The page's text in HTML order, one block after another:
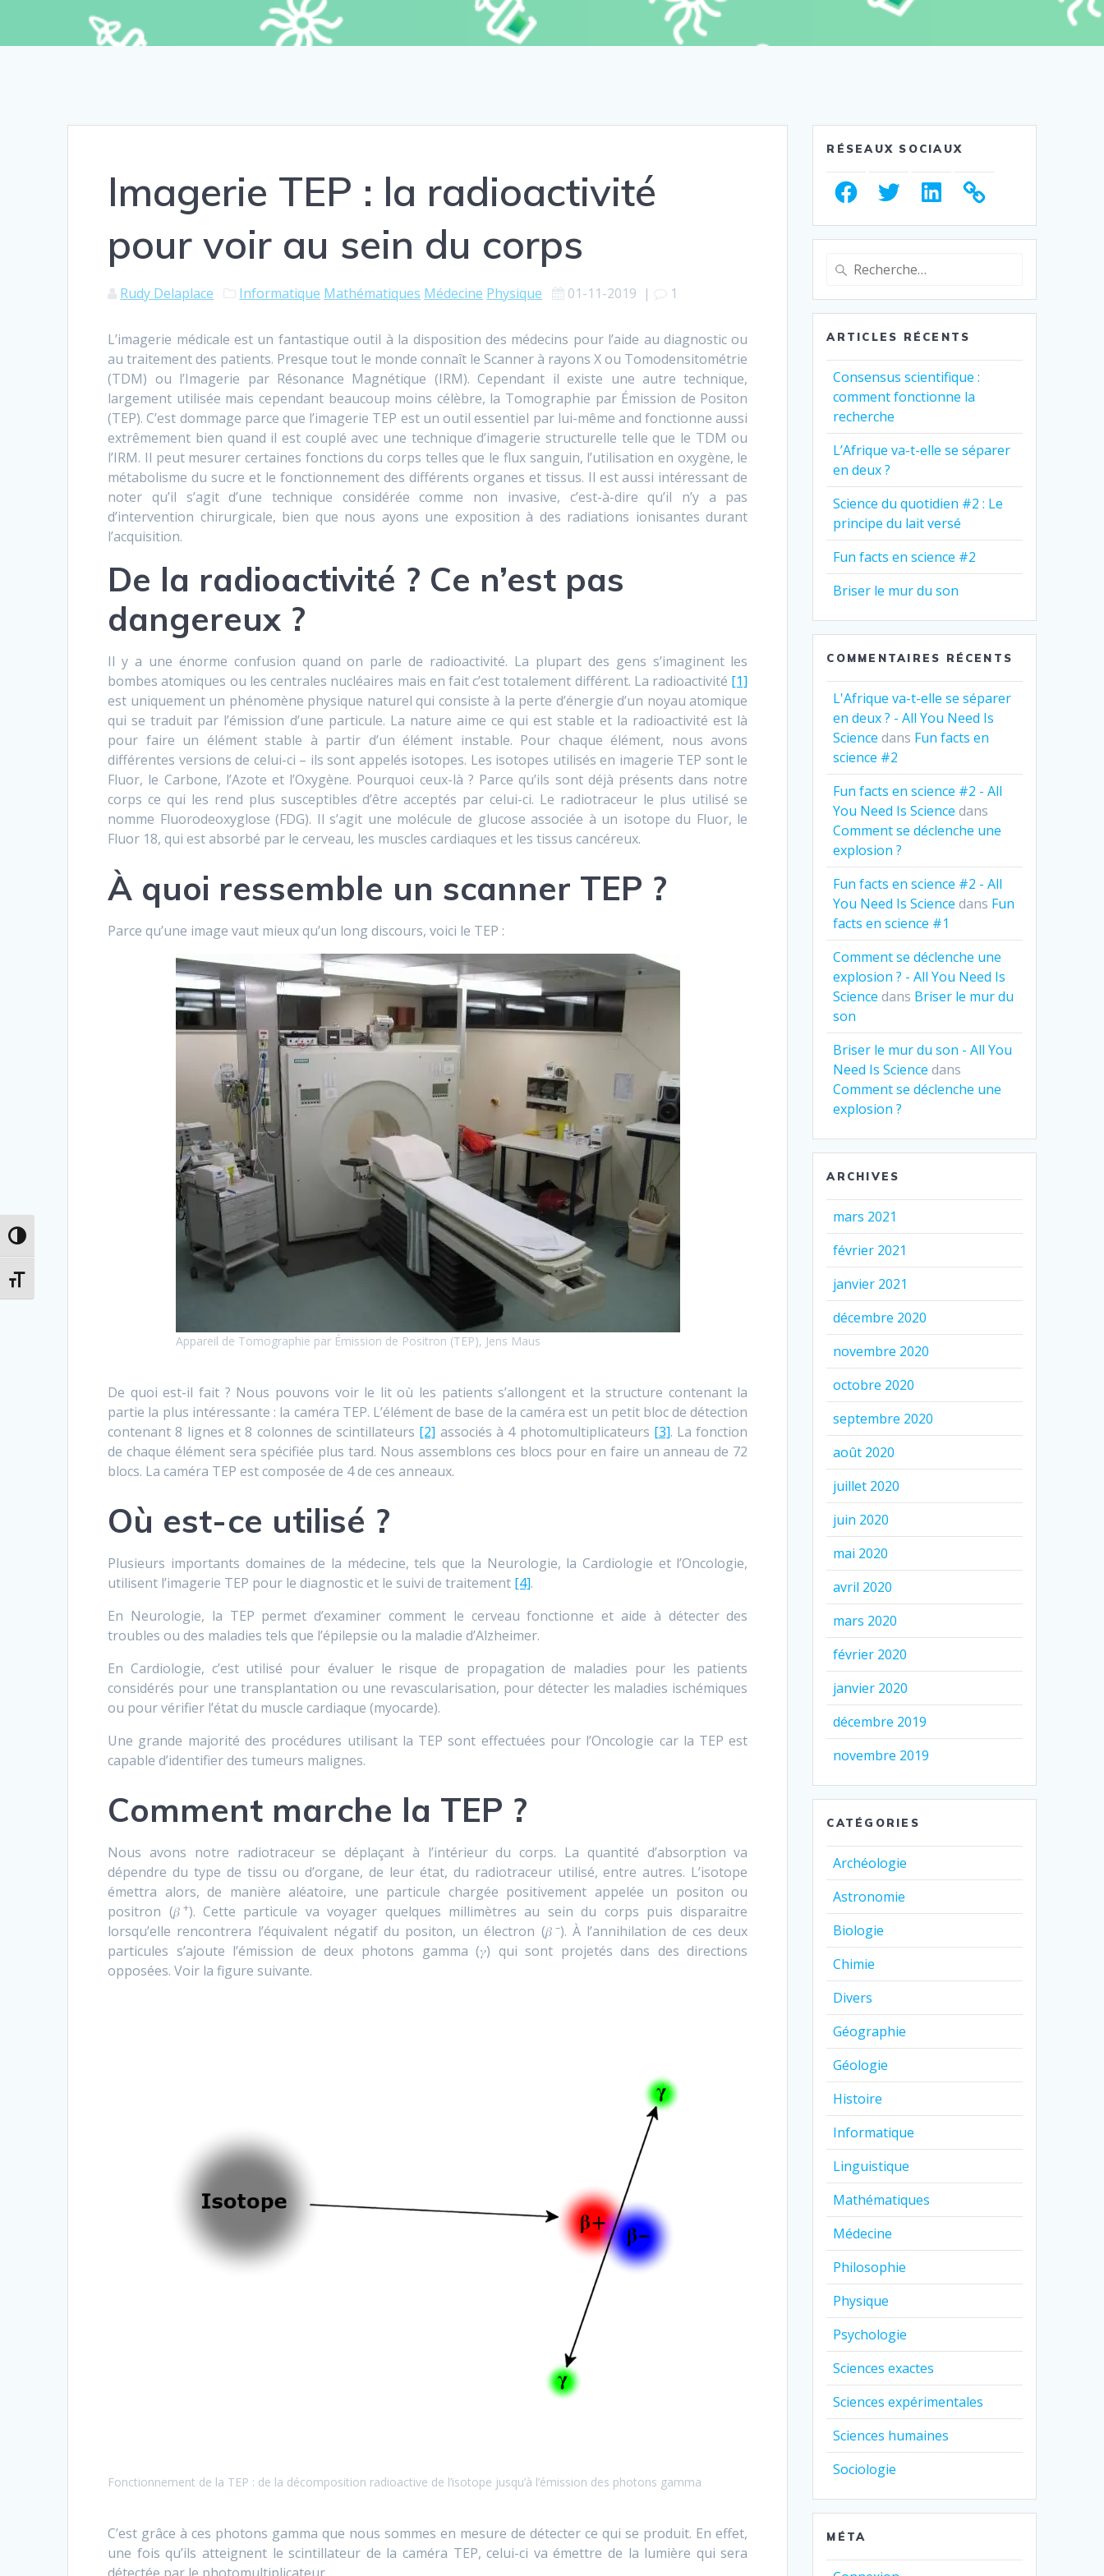
Passer en contraste élevé
Changer la taille de la police
Imagerie TEP : la radioactivité
pour voir au sein du corps
Rudy Delaplace Informatique Mathématiques Médecine Physique 01-11-2019 | 1
L’imagerie médicale est un fantastique outil à la disposition des médecins pour l’aide au diagnostic ou
au traitement des patients. Presque tout le monde connaît le Scanner à rayons X ou Tomodensitométrie
(TDM) ou l’Imagerie par Résonance Magnétique (IRM). Cependant il existe une autre technique,
largement utilisée mais cependant beaucoup moins célèbre, la Tomographie par Émission de Positon
(TEP). C’est dommage parce que l’imagerie TEP est un outil essentiel par lui-même and fonctionne aussi
extrêmement bien quand il est couplé avec une technique d’imagerie structurelle telle que le TDM ou
l’IRM. Il peut mesurer certaines fonctions du corps telles que le flux sanguin, l’utilisation en oxygène, le
métabolisme du sucre et le fonctionnement des différents organes et tissus. Il est aussi intéressant de
noter qu’il s’agit d’une technique considérée comme non invasive, c’est-à-dire qu’il n’y a pas
d’intervention chirurgicale, bien que nous ayons une exposition à des radiations ionisantes durant
l’acquisition.
De la radioactivité ? Ce n’est pas
dangereux ?
Il y a une énorme confusion quand on parle de radioactivité. La plupart des gens s’imaginent les
bombes atomiques ou les centrales nucléaires mais en fait c’est totalement différent. La radioactivité [1]
est uniquement un phénomène physique naturel qui consiste à la perte d’énergie d’un noyau atomique
qui se traduit par l’émission d’une particule. La nature aime ce qui est stable et la radioactivité est là
pour faire un élément stable à partir d’un élément instable. Pour chaque élément, nous avons
différentes versions de celui-ci – ils sont appelés isotopes. Les isotopes utilisés en imagerie TEP sont le
Fluor, le Carbone, l’Azote et l’Oxygène. Pourquoi ceux-là ? Parce qu’ils sont déjà présents dans notre
corps ce qui les rend plus susceptibles d’être acceptés par celui-ci. Le radiotraceur le plus utilisé se
nomme Fluorodeoxyglose (FDG). Il s’agit une molécule de glucose associée à un isotope du Fluor, le
Fluor 18, qui est absorbé par le cerveau, les muscles cardiaques et les tissus cancéreux.
À quoi ressemble un scanner TEP ?
Parce qu’une image vaut mieux qu’un long discours, voici le TEP :
Appareil de Tomographie par Émission de Positron (TEP), Jens Maus
De quoi est-il fait ? Nous pouvons voir le lit où les patients s’allongent et la structure contenant la
partie la plus intéressante : la caméra TEP. L’élément de base de la caméra est un petit bloc de détection
contenant 8 lignes et 8 colonnes de scintillateurs [2] associés à 4 photomultiplicateurs [3]. La fonction
de chaque élément sera spécifiée plus tard. Nous assemblons ces blocs pour en faire un anneau de 72
blocs. La caméra TEP est composée de 4 de ces anneaux.
Où est-ce utilisé ?
Plusieurs importants domaines de la médecine, tels que la Neurologie, la Cardiologie et l’Oncologie,
utilisent l’imagerie TEP pour le diagnostic et le suivi de traitement [4].
En Neurologie, la TEP permet d’examiner comment le cerveau fonctionne et aide à détecter des
troubles ou des maladies tels que l’épilepsie ou la maladie d’Alzheimer.
En Cardiologie, c’est utilisé pour évaluer le risque de propagation de maladies pour les patients
considérés pour une transplantation ou une revascularisation, pour détecter les maladies ischémiques
ou pour vérifier l’état du muscle cardiaque (myocarde).
Une grande majorité des procédures utilisant la TEP sont effectuées pour l’Oncologie car la TEP est
capable d’identifier des tumeurs malignes.
Comment marche la TEP ?
Nous avons notre radiotraceur se déplaçant à l’intérieur du corps. La quantité d’absorption va
dépendre du type de tissu ou d’organe, de leur état, du radiotraceur utilisé, entre autres. L’isotope
émettra alors, de manière aléatoire, une particule chargée positivement appelée un positon ou
positron (𝛽 +). Cette particule va voyager quelques millimètres au sein du corps puis disparaitre
lorsqu’elle rencontrera l’équivalent négatif du positon, un électron (𝛽 –). À l’annihilation de ces deux
particules s’ajoute l’émission de deux photons gamma (𝛾) qui sont projetés dans des directions
opposées. Voir la figure suivante.
Fonctionnement de la TEP : de la décomposition radioactive de l’isotope jusqu’à l’émission des photons gamma
C’est grâce à ces photons gamma que nous sommes en mesure de détecter ce qui se produit. En effet,
une fois qu’ils atteignent le scintillateur de la caméra TEP, celui-ci va émettre de la lumière qui sera
RÉSEAUX SOCIAUX
FacebookTwitter LinkedIn
Recherche
:
ARTICLES RÉCENTS
Consensus scientifique :
comment fonctionne la
recherche
L’Afrique va-t-elle se séparer
en deux ?
Science du quotidien #2 : Le
principe du lait versé
Fun facts en science #2
Briser le mur du son
COMMENTAIRES RÉCENTS
L'Afrique va-t-elle se séparer
en deux ? - All You Need Is
Science dans Fun facts en
science #2
Fun facts en science #2 - All
You Need Is Science dans
Comment se déclenche une
explosion ?
Fun facts en science #2 - All
You Need Is Science dans Fun
facts en science #1
Comment se déclenche une
explosion ? - All You Need Is
Science dans Briser le mur du
son
Briser le mur du son - All You
Need Is Science dans
Comment se déclenche une
explosion ?
ARCHIVES
mars 2021
février 2021
janvier 2021
décembre 2020
novembre 2020
octobre 2020
septembre 2020
août 2020
juillet 2020
juin 2020
mai 2020
avril 2020
mars 2020
février 2020
janvier 2020
décembre 2019
novembre 2019
CATÉGORIES
Archéologie
Astronomie
Biologie
Chimie
Divers
Géographie
Géologie
Histoire
Informatique
Linguistique
Mathématiques
Médecine
Philosophie
Physique
Psychologie
Sciences exactes
Sciences expérimentales
Sciences humaines
Sociologie
MÉTA